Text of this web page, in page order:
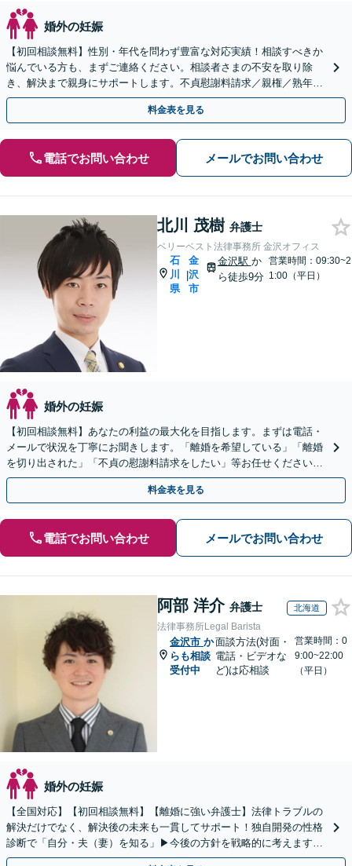
婚外の妊娠
【初回相談無料】性別・年代を問わず豊富な対応実績！相談すべきか
悩んでいる方も、まずご連絡ください。相談者さまの不安を取り除
き、解決まで親身にサポートします。不貞慰謝料請求／親権／熟年離
婚など多様なケースに精通【子連れ相談可】【完全個室】
料金表を見る
電話でお問い合わせ メールでお問い合わせ
北川 茂樹 弁護士
ベリーベスト法律事務所 金沢オフィス
石
川
県
|
金
沢
市
金沢駅 か
ら徒歩9分
営業時間：09:30~2
1:00（平日）
婚外の妊娠
【初回相談無料】あなたの利益の最大化を目指します。まずは電話・
メールで状況を丁寧にお聞きします。「離婚を希望している」「離婚
を切り出された」「不貞の慰謝料請求をしたい」等お任せください。
【リーズナブルな料金設定】
料金表を見る
電話でお問い合わせ メールでお問い合わせ
阿部 洋介 弁護士 北海道
法律事務所Legal Barista
金沢市 か
らも相談
受付中
面談方法(対面・
電話・ビデオな
ど)は応相談
営業時間：0
9:00~22:00
（平日）
婚外の妊娠
【全国対応】【初回相談無料】【離婚に強い弁護士】法律トラブルの
解決だけでなく、解決後の未来も一貫してサポート！独自開発の性格
診断で「自分・夫（妻）を知る」▶︎今後の方針を戦略的に考えます！
【休日夜間／オンライン相談OK】